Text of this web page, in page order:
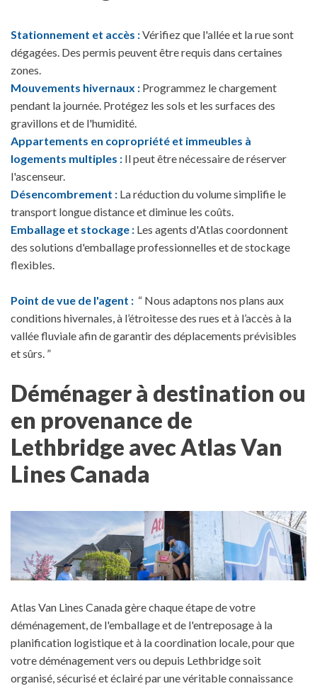
Stationnement et accès :Vérifiez que l'allée et la rue sont
dégagées. Des permis peuvent être requis dans certaines
zones.
Mouvements hivernaux : Programmez le chargement
pendant la journée. Protégez les sols et les surfaces des
gravillons et de l'humidité.
Appartements en copropriété et immeubles à
logements multiples : Il peut être nécessaire de réserver
l'ascenseur.
Désencombrement : La réduction du volume simplifie le
transport longue distance et diminue les coûts.
Emballage et stockage : Les agents d'Atlas coordonnent
des solutions d'emballage professionnelles et de stockage
flexibles.
Point de vue de l'agent : “ Nous adaptons nos plans aux
conditions hivernales, à l’étroitesse des rues et à l’accès à la
vallée fluviale afin de garantir des déplacements prévisibles
et sûrs. ”
Déménager à destination ou
en provenance de
Lethbridge avec Atlas Van
Lines Canada
Atlas Van Lines Canada gère chaque étape de votre
déménagement, de l'emballage et de l'entreposage à la
planification logistique et à la coordination locale, pour que
votre déménagement vers ou depuis Lethbridge soit
organisé, sécurisé et éclairé par une véritable connaissance